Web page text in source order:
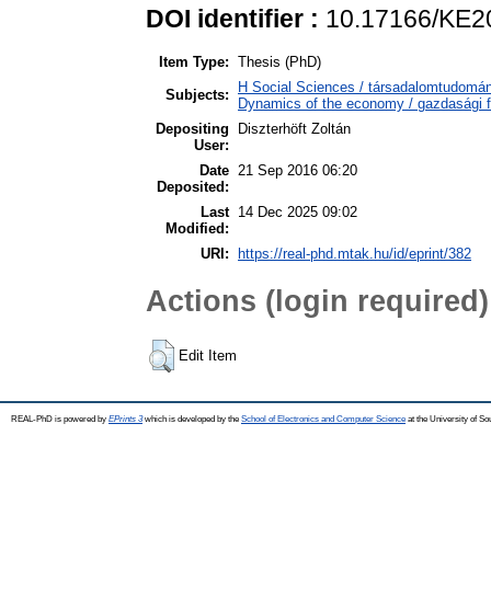
DOI identifier : 10.17166/
Item Type: Thesis (PhD)
Subjects:
H Social Sciences /
Dynamics of the economy / gazdasági
Depositing
User:
Diszterhöft Zoltán
Date
Deposited:
21 Sep 2016 06:20
Last
Modified:
14 Dec 2025 09:02
URI: https://real-phd.mtak.hu/id/eprint/382
Actions (login required)
Edit Item
REAL-PhD is powered by EPrints 3which is developed by the School of Electronics and Computer Science at the University of